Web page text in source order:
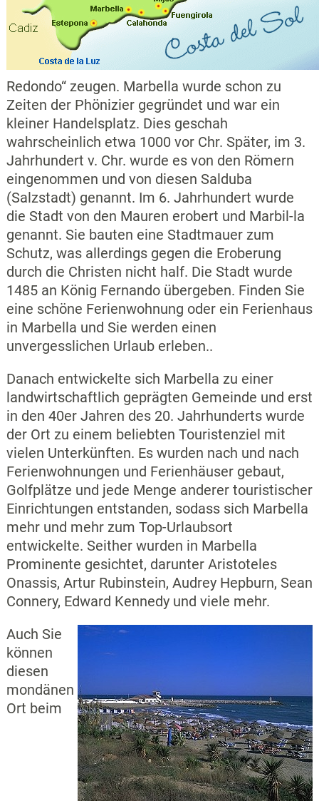
Redondo“ zeugen. Marbella wurde schon zu
Zeiten der Phönizier gegründet und war ein
kleiner Handelsplatz. Dies geschah
wahrscheinlich etwa 1000 vor Chr. Später, im 3.
Jahrhundert v. Chr. wurde es von den Römern
eingenommen und von diesen Salduba
(Salzstadt) genannt. Im 6. Jahrhundert wurde
die Stadt von den Mauren erobert und Marbil-la
genannt. Sie bauten eine Stadtmauer zum
Schutz, was allerdings gegen die Eroberung
durch die Christen nicht half. Die Stadt wurde
1485 an König Fernando übergeben. Finden Sie
eine schöne Ferienwohnung oder ein Ferienhaus
in Marbella und Sie werden einen
unvergesslichen Urlaub erleben..
Danach entwickelte sich Marbella zu einer
landwirtschaftlich geprägten Gemeinde und erst
in den 40er Jahren des 20. Jahrhunderts wurde
der Ort zu einem beliebten Touristenziel mit
vielen Unterkünften. Es wurden nach und nach
Ferienwohnungen und Ferienhäuser gebaut,
Golfplätze und jede Menge anderer touristischer
Einrichtungen entstanden, sodass sich Marbella
mehr und mehr zum Top-Urlaubsort
entwickelte. Seither wurden in Marbella
Prominente gesichtet, darunter Aristoteles
Onassis, Artur Rubinstein, Audrey Hepburn, Sean
Connery, Edward Kennedy und viele mehr.
Auch Sie
können
diesen
mondänen
Ort beim